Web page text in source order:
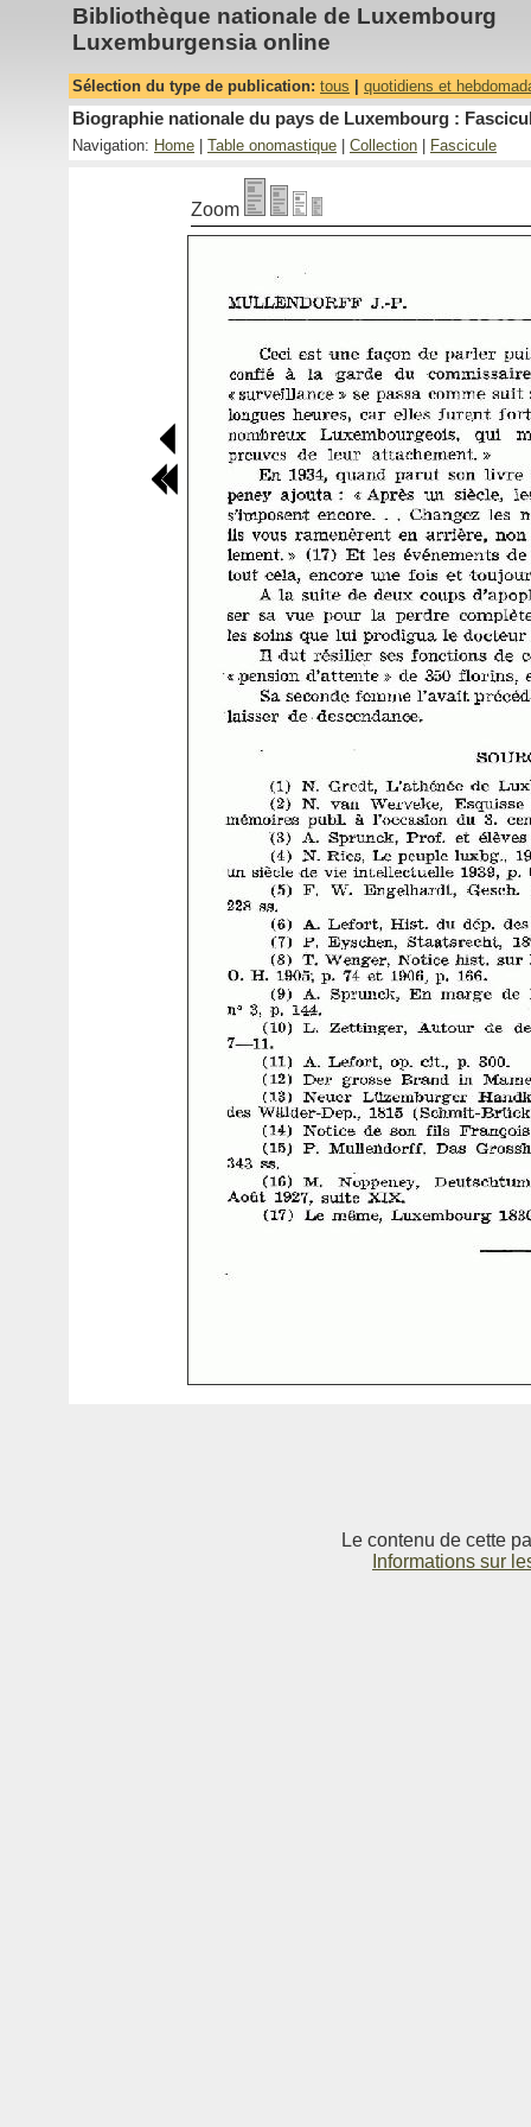
Bibliothèque nationale de Luxembourg
Luxemburgensia online
Sélection du type de publication: tous quotidiens et
Biographie nationale du pays de Luxembourg :
Navigation: Home Table onomastique Collection Fascicule
Zoom
Le contenu de cette
Informations sur